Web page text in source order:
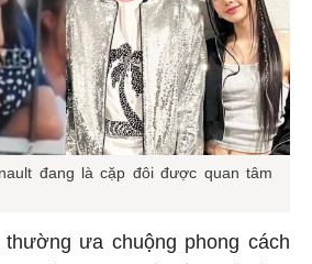
đang là cặp đôi được quan tâm
ưa chuộng phong cách